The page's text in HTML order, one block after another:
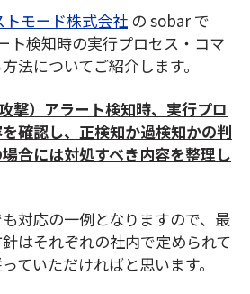
トモード株式会社 の sobar で
ト検知時の実行プロセス・コマ
法についてご紹介します。
撃）アラート検知時、実行プロ
確認し、正検知か過検知かの判
合には対処すべき内容を整理し
対応の一例となりますので、最
はそれぞれの社内で定められて
ていただければと思います。